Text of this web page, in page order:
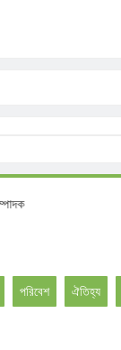
-সম্পাদক
পরিবেশ ঐতিহ্য